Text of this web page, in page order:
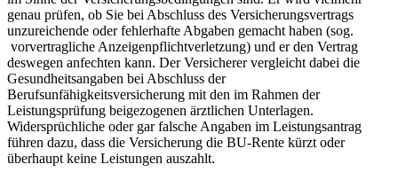
genau prüfen, ob Sie bei Abschluss des Versicherungsvertrags
unzureichende oder fehlerhafte Abgaben gemacht haben (sog.
vorvertragliche Anzeigenpflichtverletzung) und er den Vertrag
deswegen anfechten kann. Der Versicherer vergleicht dabei die
Gesundheitsangaben bei Abschluss der
Berufsunfähigkeitsversicherung mit den im Rahmen der
Leistungsprüfung beigezogenen ärztlichen Unterlagen.
Widersprüchliche oder gar falsche Angaben im Leistungsantrag
führen dazu, dass die Versicherung die BU-Rente kürzt oder
überhaupt keine Leistungen auszahlt.